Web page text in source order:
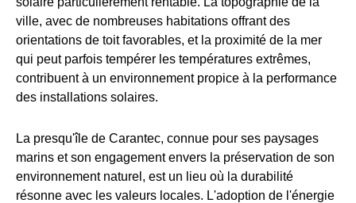
ville, avec de nombreuses habitations offrant des
orientations de toit favorables, et la proximité de la mer
qui peut parfois tempérer les températures extrêmes,
contribuent à un environnement propice à la performance
des installations solaires.
La presqu'île de Carantec, connue pour ses paysages
marins et son engagement envers la préservation de son
environnement naturel, est un lieu où la durabilité
résonne avec les valeurs locales. L'adoption de l'énergie